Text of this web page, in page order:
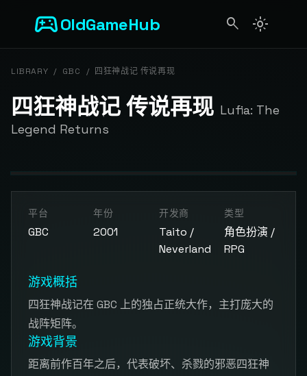
sports_esportsOldGameHub search light_mode
LIBRARY / GBC / 四狂神战记 传说再现
四狂神战记 传说再现 Lufia: The
Legend Returns
开始游戏
点击按钮加载游戏模拟器
平台
GBC
年份
2001
开发商
Taito /
Neverland
类型
角色扮演 /
RPG
游戏概括
四狂神战记在 GBC 上的独占正统大作，主打庞大的
战阵矩阵。
游戏背景
距离前作百年之后，代表破坏、杀戮的邪恶四狂神